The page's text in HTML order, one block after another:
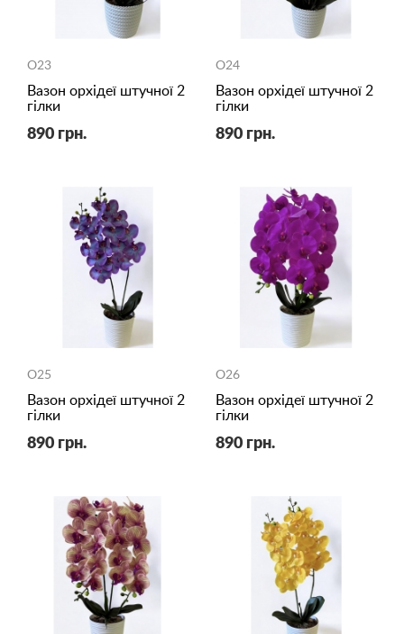
O23
Вазон орхідеї штучної 2
гілки
890 грн.
O24
Вазон орхідеї штучної 2
гілки
890 грн.
O25
Вазон орхідеї штучної 2
гілки
890 грн.
O26
Вазон орхідеї штучної 2
гілки
890 грн.